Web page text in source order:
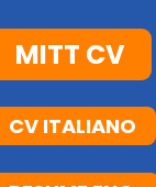
MITT CV
CV ITALIANO